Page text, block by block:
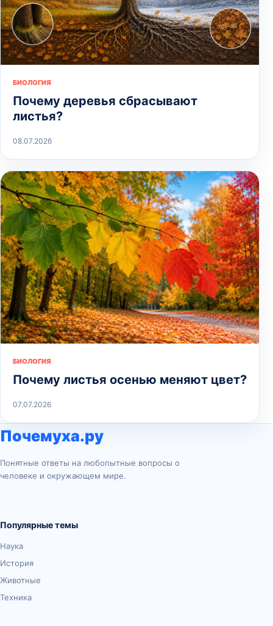
БИОЛОГИЯ
Почему деревья сбрасывают
листья?
08.07.2026
БИОЛОГИЯ
Почему листья осенью меняют цвет?
07.07.2026
Почемуха.ру
Понятные ответы на любопытные вопросы о
человеке и окружающем мире.
Популярные темы
Наука
История
Животные
Техника